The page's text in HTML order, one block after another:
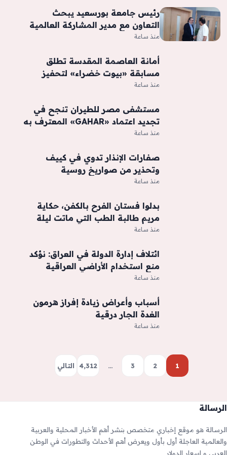
رئيس جامعة بورسعيد يبحث
التعاون مع مدير المشاركة العالمية
بائتلاف تكساس الدولي
منذ ساعة
أمانة العاصمة المقدسة تطلق
مسابقة «بيوت خضراء» لتحفيز
تنسيق النباتات في المنازل
منذ ساعة
مستشفى مصر للطيران تنجح في
تجديد اعتماد «GAHAR» المعترف به
عالمياً من «إسكوا»
منذ ساعة
صفارات الإنذار تدوي في كييف
وتحذير من صواريخ روسية
منذ ساعة
بدلوا فستان الفرح بالكفن، حكاية
مريم طالبة الطب التي ماتت ليلة
زفافها في الإسماعيلية
منذ ساعة
ائتلاف إدارة الدولة في العراق: نؤكد
منع استخدام الأراضي العراقية
منطلقا للاعتداء على دول الجوار
منذ ساعة
أسباب وأعراض زيادة إفراز هرمون
الغدة الجار درقية
منذ ساعة
1
2
3
… 4٬312 التالي
الرسالة
الرسالة هو موقع إخباري متخصص بنشر أهم الأخبار المحلية والعربية
والعالمية العاجلة أول بأول ويعرض أهم الأحداث والتطورات في الوطن
العربي و اسعار الدولار